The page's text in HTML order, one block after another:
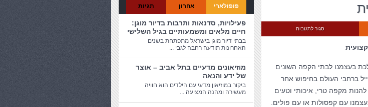
סגור לתגובות
בעצמנו לבתי הקפה השונים
ברחבי העולם בחיפוש אחר
מקפה טרי, איכותי וטעים
עם קפסולות או עם פולים.
פופולארי אחרון תגיות
פעילויות, סדנאות ותרבות בדיור מוגן:
חיים מלאים ומשמעותיים בגיל השלישי
בבתי דיור מוגן בישראל מתפתחת בשנים
האחרונות תודעה רחבה לגבי ...
מוזיאונים מדעיים בתל אביב – אוצר
של ידע והנאה
ביקור במוזיאון מדעי עם הילדים הוא חוויה
מעשירה ומהנה המציעה ...